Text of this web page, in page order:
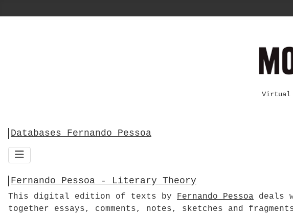
Virtual
Databases Fernando Pessoa
Fernando Pessoa - Literary Theory
This digital edition of texts by Fernando Pessoa deals
together essays, comments, notes, sketches and